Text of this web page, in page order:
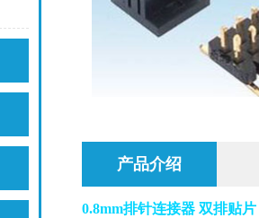
产品介绍
0.8mm排针连接器 双排贴片